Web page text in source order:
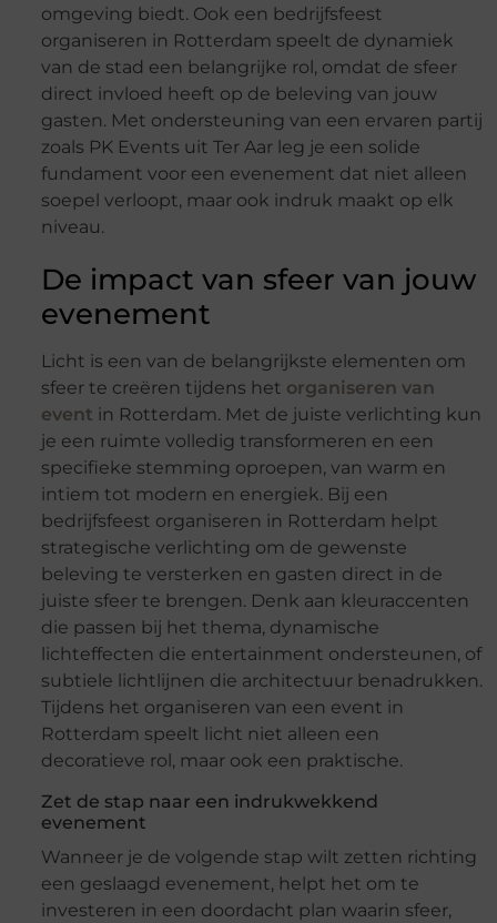
omgeving biedt. Ook een bedrijfsfeest
organiseren in Rotterdam speelt de dynamiek
van de stad een belangrijke rol, omdat de sfeer
direct invloed heeft op de beleving van jouw
gasten. Met ondersteuning van een ervaren partij
zoals PK Events uit Ter Aar leg je een solide
fundament voor een evenement dat niet alleen
soepel verloopt, maar ook indruk maakt op elk
niveau.
De impact van sfeer van jouw
evenement
Licht is een van de belangrijkste elementen om
sfeer te creëren tijdens het organiseren van
event in Rotterdam. Met de juiste verlichting kun
je een ruimte volledig transformeren en een
specifieke stemming oproepen, van warm en
intiem tot modern en energiek. Bij een
bedrijfsfeest organiseren in Rotterdam helpt
strategische verlichting om de gewenste
beleving te versterken en gasten direct in de
juiste sfeer te brengen. Denk aan kleuraccenten
die passen bij het thema, dynamische
lichteffecten die entertainment ondersteunen, of
subtiele lichtlijnen die architectuur benadrukken.
Tijdens het organiseren van een event in
Rotterdam speelt licht niet alleen een
decoratieve rol, maar ook een praktische.
Zet de stap naar een indrukwekkend
evenement
Wanneer je de volgende stap wilt zetten richting
een geslaagd evenement, helpt het om te
investeren in een doordacht plan waarin sfeer,